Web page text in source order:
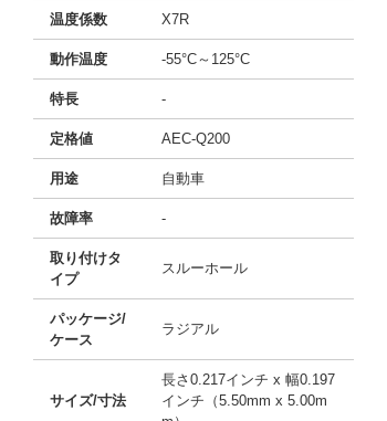
温度係数 X7R
動作温度 -55°C～125°C
特長 -
定格値 AEC-Q200
用途 自動車
故障率 -
取り付けタ
イプ
スルーホール
パッケージ/
ケース
ラジアル
サイズ/寸法
長さ0.217インチ x 幅0.197
インチ（5.50mm x 5.00m